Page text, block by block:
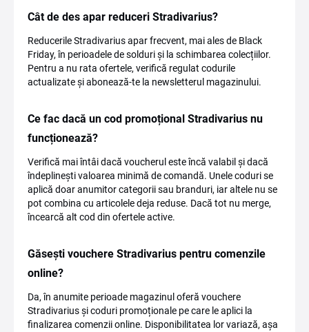
Cât de des apar reduceri Stradivarius?
Reducerile Stradivarius apar frecvent, mai ales de Black
Friday, în perioadele de solduri și la schimbarea colecțiilor.
Pentru a nu rata ofertele, verifică regulat codurile
actualizate și abonează-te la newsletterul magazinului.
Ce fac dacă un cod promoțional Stradivarius nu
funcționează?
Verifică mai întâi dacă voucherul este încă valabil și dacă
îndeplinești valoarea minimă de comandă. Unele coduri se
aplică doar anumitor categorii sau branduri, iar altele nu se
pot combina cu articolele deja reduse. Dacă tot nu merge,
încearcă alt cod din ofertele active.
Găsești vouchere Stradivarius pentru comenzile
online?
Da, în anumite perioade magazinul oferă vouchere
Stradivarius și coduri promoționale pe care le aplici la
finalizarea comenzii online. Disponibilitatea lor variază, așa